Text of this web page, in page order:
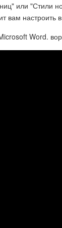
или "Стили
вам
Word.